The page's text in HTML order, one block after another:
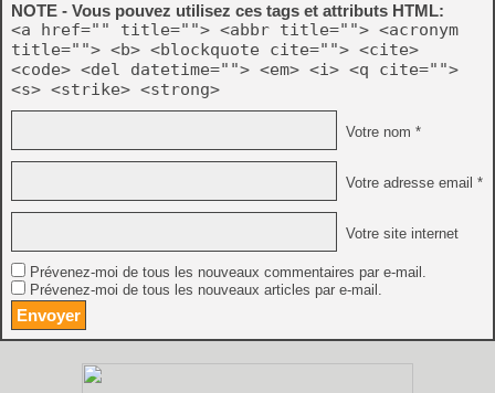
NOTE - Vous pouvez utilisez ces tags et attributs HTML:
<a href="" title=""> <abbr title=""> <acronym
title=""> <b> <blockquote cite=""> <cite>
<code> <del datetime=""> <em> <i> <q cite="">
<s> <strike> <strong>
Votre nom *
Votre adresse email *
Votre site internet
Prévenez-moi de tous les nouveaux commentaires par e-mail.
Prévenez-moi de tous les nouveaux articles par e-mail.